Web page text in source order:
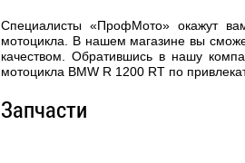
Специалисты «ПрофМото» окажут
мотоцикла. В нашем магазине вы
качеством. Обратившись в нашу
мотоцикла BMW R 1200 RT по
Запчасти